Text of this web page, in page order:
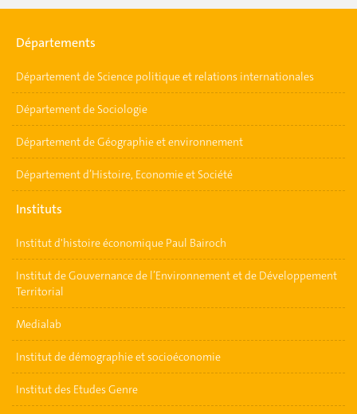
Départements
Département de Science politique et relations internationales
Département de Sociologie
Département de Géographie et environnement
Département d’Histoire, Economie et Société
Instituts
Institut d'histoire économique Paul Bairoch
Institut de Gouvernance de l’Environnement et de Développement
Territorial
Medialab
Institut de démographie et socioéconomie
Institut des Etudes Genre